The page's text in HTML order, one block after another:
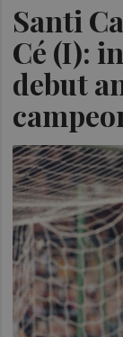
Santi
Cé (I):
debut